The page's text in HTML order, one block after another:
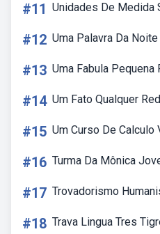
#11 Unidades De Medida
#12 Uma Palavra Da Noite
#13 Uma Fabula Pequena
#14 Um Fato Qualquer
#15 Um Curso De Calculo
#16 Turma Da Mônica
#17 Trovadorismo
#18 Trava Lingua Tres